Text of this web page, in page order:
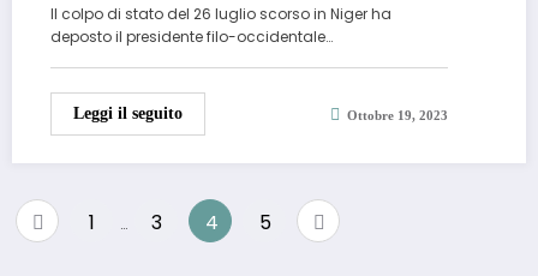
Il colpo di stato del 26 luglio scorso in Niger ha
deposto il presidente filo-occidentale…
Leggi il seguito Ottobre 19, 2023
Paginazione
1 … 3 4 5